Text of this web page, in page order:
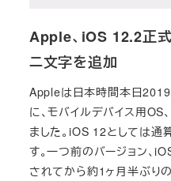
Apple、iOS 12.2正
ニ文字を追加
Appleは日本時間本日2019
に、モバイルデバイス用
ました。iOS 12としては通
す。一つ前のバージョン、
されてから約1ヶ月半ぶり